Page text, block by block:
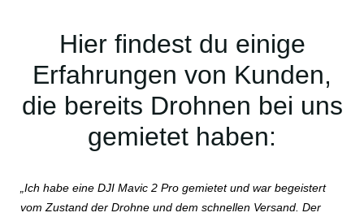
Hier findest du einige
Erfahrungen von Kunden,
die bereits Drohnen bei uns
gemietet haben:
„Ich habe eine DJI Mavic 2 Pro gemietet und war begeistert
vom Zustand der Drohne und dem schnellen Versand. Der